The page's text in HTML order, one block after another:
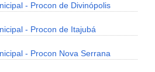
- Procon de Divinópolis
- Procon de Itajubá
- Procon Nova Serrana